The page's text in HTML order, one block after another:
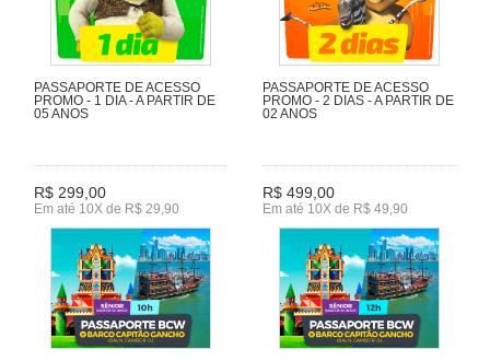
PASSAPORTE DE ACESSO
PROMO - 1 DIA - A PARTIR DE
05 ANOS
R$ 299,00
Em até 10X de R$ 29,90
PASSAPORTE DE ACESSO
PROMO - 2 DIAS - A PARTIR DE
02 ANOS
R$ 499,00
Em até 10X de R$ 49,90